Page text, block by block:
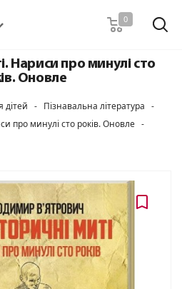
0
Нариси про минулі сто
Оновле
дітей - Пізнавальна література -
про минулі сто років. Оновле -